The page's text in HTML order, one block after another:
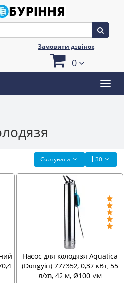
Замовити дзвінок
0
Сортувати 30
0,4
Насос для колодязя Aquatica
(Dongyin) 777352, 0,37 кВт, 55
л/хв, 42 м, Ø100 мм